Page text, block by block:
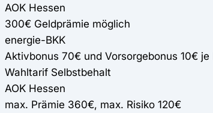
AOK Hessen
300€ Geldprämie möglich
energie-BKK
Aktivbonus 70€ und Vorsorgebonus 10€ je
Wahltarif Selbstbehalt
AOK Hessen
max. Prämie 360€, max. Risiko 120€